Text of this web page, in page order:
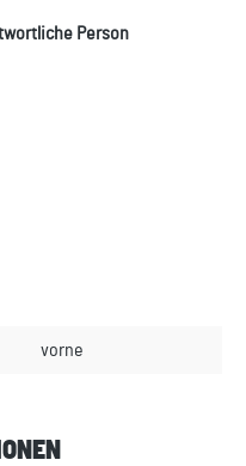
Person
vorne